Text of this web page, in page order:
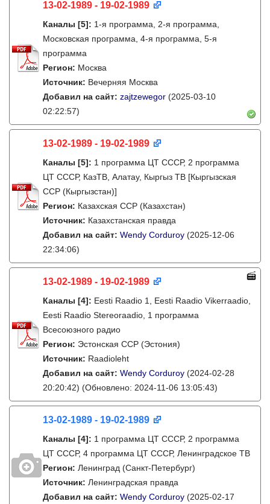
13-02-1989 - 19-02-1989
Каналы [5]: 1-я программа, 2-я программа,
Московская программа, 4-я программа, 5-я
программа
Регион: Москва
Источник: Вечерняя Москва
Добавил на сайт: zajtzewegor (2025-03-10
02:22:57)
13-02-1989 - 19-02-1989
Каналы [5]: 1 программа ЦТ СССР, 2 программа
ЦТ СССР, КазТВ, Алатау, Кыргыз ТВ [Кыргызская
ССР (Кыргызстан)]
Регион: Казахская ССР (Казахстан)
Источник: Казахстанская правда
Добавил на сайт: Wendy Corduroy (2025-12-06
22:34:06)
13-02-1989 - 19-02-1989
Каналы [4]: Eesti Raadio 1, Eesti Raadio Vikerraadio,
Eesti Raadio Stereoraadio, 1 программа
Всесоюзного радио
Регион: Эстонская ССР (Эстония)
Источник: Raadioleht
Добавил на сайт: Wendy Corduroy (2024-02-28
20:20:42) (Обновлено: 2024-11-06 13:05:43)
13-02-1989 - 19-02-1989
Каналы [4]: 1 программа ЦТ СССР, 2 программа
ЦТ СССР, 4 программа ЦТ СССР, Ленинградское ТВ
Регион: Ленинград (Санкт-Петербург)
Источник: Ленинградская правда
Добавил на сайт: Wendy Corduroy (2025-02-17